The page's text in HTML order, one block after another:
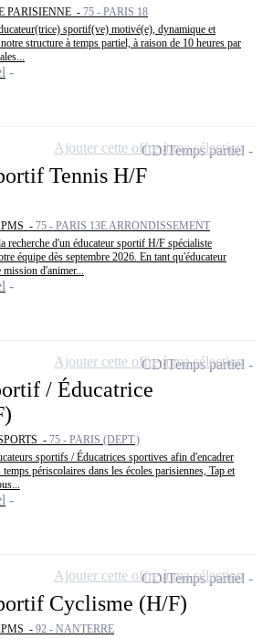
PARISIENNE - 75 - PARIS 18
sportif(ve) motivé(e), dynamique et
structure à temps partiel, à raison de 10 heures par
Tennis H/F
- 75 - PARIS 13E ARRONDISSEMENT
recherche d'un éducateur sportif H/F spécialiste
équipe dès septembre 2026. En tant qu'éducateur
d'animer...
CDITemps partiel
Ajouter cette offre à ma sélection
/ Éducatrice
- 75 - PARIS (DEPT.)
sportifs / Éducatrices sportives afin d'encadrer
périscolaires dans les écoles parisiennes, Tap et
CDITemps partiel
Ajouter cette offre à ma sélection
Cyclisme (H/F)
- 92 - NANTERRE
CDITemps partiel
Ajouter cette offre à ma sélection